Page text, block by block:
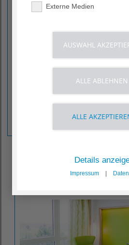
Termine nach Vereinbarung
T (04261) 77-62 35
Termine nach Vereinbarung
T (04261) 77-62 75
Allergologische Sprechstunde
Termine nach Vereinbarung
Externe Medien
AUSWAHL
ALLE ABLEHNEN
ALLE
Details
Impressum |